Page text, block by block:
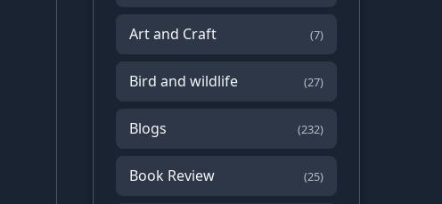
Art and Craft (7)
Bird and wildlife (27)
Blogs (232)
Book Review (25)